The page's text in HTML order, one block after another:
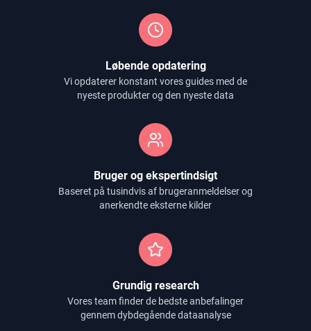
Løbende opdatering
Vi opdaterer konstant vores guides med de
nyeste produkter og den nyeste data
Bruger og ekspertindsigt
Baseret på tusindvis af brugeranmeldelser og
anerkendte eksterne kilder
Grundig research
Vores team finder de bedste anbefalinger
gennem dybdegående dataanalyse